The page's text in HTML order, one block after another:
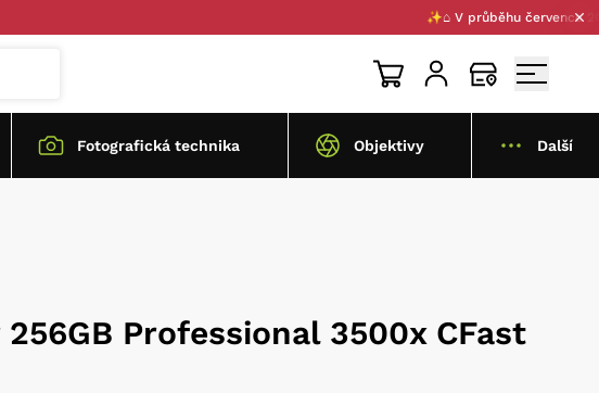
✨⌂ V průběhu července 2026
Fotografická technika Objektivy Další
256GB Professional 3500x CFast